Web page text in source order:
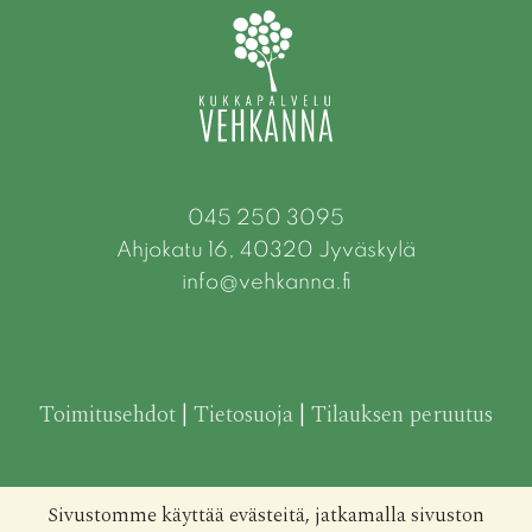
045 250 3095
Ahjokatu 16, 40320 Jyväskylä
info@vehkanna.fi
Toimitusehdot | Tietosuoja | Tilauksen peruutus
Sivustomme käyttää evästeitä, jatkamalla sivuston